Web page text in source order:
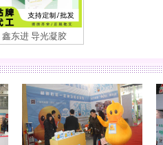
鑫东进 导光凝胶